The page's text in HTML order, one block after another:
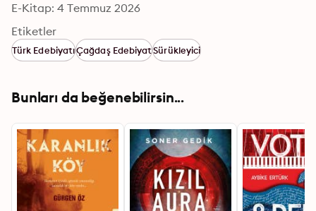
E-Kitap: 4 Temmuz 2026
Etiketler
Türk EdebiyatıÇağdaş EdebiyatSürükleyici
Bunları da beğenebilirsin...